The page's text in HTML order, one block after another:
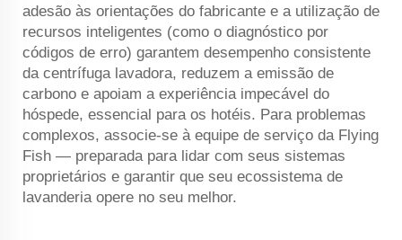
adesão às orientações do fabricante e a utilização de
recursos inteligentes (como o diagnóstico por
códigos de erro) garantem desempenho consistente
da centrífuga lavadora, reduzem a emissão de
carbono e apoiam a experiência impecável do
hóspede, essencial para os hotéis. Para problemas
complexos, associe-se à equipe de serviço da Flying
Fish — preparada para lidar com seus sistemas
proprietários e garantir que seu ecossistema de
lavanderia opere no seu melhor.